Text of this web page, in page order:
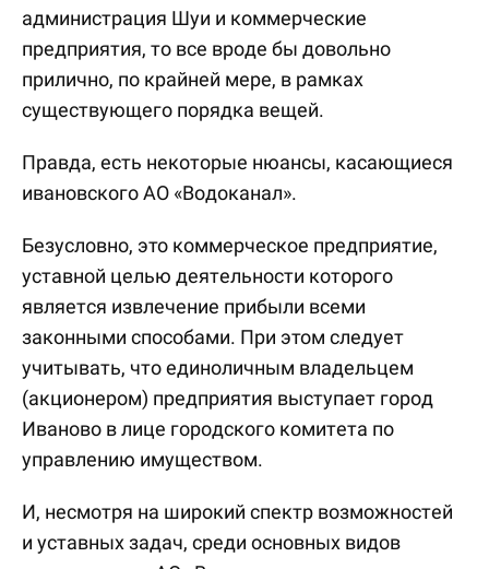
администрация Шуи и коммерческие
предприятия, то все вроде бы довольно
прилично, по крайней мере, в рамках
существующего порядка вещей.
Правда, есть некоторые нюансы, касающиеся
ивановского АО «Водоканал».
Безусловно, это коммерческое предприятие,
уставной целью деятельности которого
является извлечение прибыли всеми
законными способами. При этом следует
учитывать, что единоличным владельцем
(акционером) предприятия выступает город
Иваново в лице городского комитета по
управлению имуществом.
И, несмотря на широкий спектр возможностей
и уставных задач, среди основных видов